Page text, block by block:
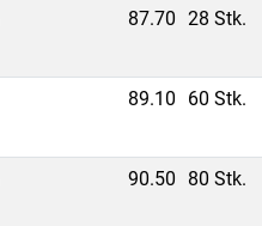
87.70 28 Stk.
89.10 60 Stk.
90.50 80 Stk.